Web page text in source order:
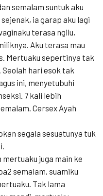
semalam suntuk aku
ia garap aku lagi
terasa ngilu,
Aku terasa mau
Mertuaku sepertinya tak
hari esok tak
ini, menyetubuhi
7 kali lebih
Cersex Ayah
segala sesuatunya tuk
juga main ke
semalam, suamiku
Tak lama